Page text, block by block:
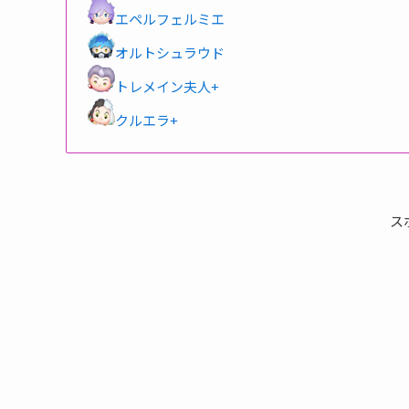
エペルフェルミエ
オルトシュラウド
トレメイン夫人+
クルエラ+
ス